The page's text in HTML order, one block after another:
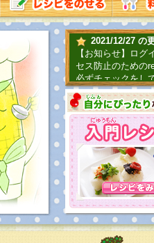
2021/12/27 の
【お知らせ】ロ
セス防止のための
必ずチェックをし
2019/06/04 の
ファーマ村からコ
2018/07/01 の
チャレンジ企画第
てごはんを作ろ
とうございまし